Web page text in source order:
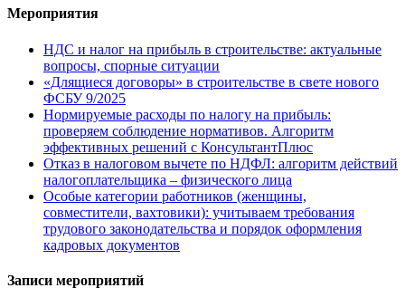
Мероприятия
НДС и налог на прибыль в строительстве: актуальные
вопросы, спорные ситуации
«Длящиеся договоры» в строительстве в свете нового
ФСБУ 9/2025
Нормируемые расходы по налогу на прибыль:
проверяем соблюдение нормативов. Алгоритм
эффективных решений с КонсультантПлюс
Отказ в налоговом вычете по НДФЛ: алгоритм действий
налогоплательщика – физического лица
Особые категории работников (женщины,
совместители, вахтовики): учитываем требования
трудового законодательства и порядок оформления
кадровых документов
Записи мероприятий